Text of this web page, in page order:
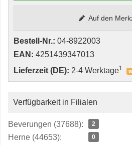
Auf den
Bestell-Nr.: 04-8922003
EAN: 4251439347013
Lieferzeit (DE): 2-4 Werktage1
Verfügbarkeit in Filialen
Beverungen (37688): 2
Herne (44653): 0